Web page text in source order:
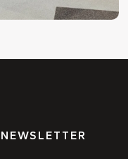
NEWSLETTER